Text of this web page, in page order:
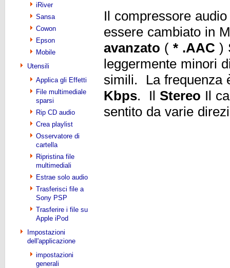
iRiver
Sansa
Cowon
Epson
Mobile
Utensili
Applica gli Effetti
File multimediale
sparsi
Rip CD audio
Crea playlist
Osservatore di
cartella
Ripristina file
multimediali
Estrae solo audio
Trasferisci file a
Sony PSP
Trasferire i file su
Apple iPod
Impostazioni
dell'applicazione
impostazioni
generali
Il compressore
essere cambiato in
avanzato ( * .AAC )
leggermente minori
simili. La frequenza
Kbps. Il Stereo Il
sentito da varie